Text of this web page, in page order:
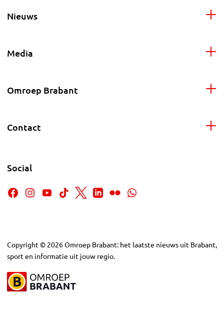
Nieuws
Media
Omroep Brabant
Contact
Social
Copyright © 2026Omroep Brabant: het laatste nieuws uit Brabant,
sport en informatie uit jouw regio.